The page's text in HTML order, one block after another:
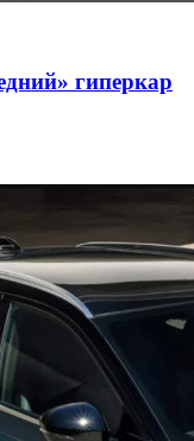
гиперкар